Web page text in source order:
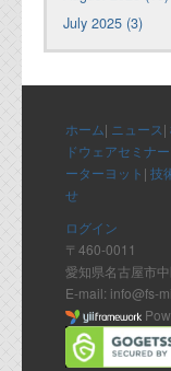
July 2025 (3)
ホーム| ニュース|
ドウェアセミナー
ーターヨット | 技
せ
ログイン
〒460-0011
愛知県名古屋市
E-mail: info@fs-